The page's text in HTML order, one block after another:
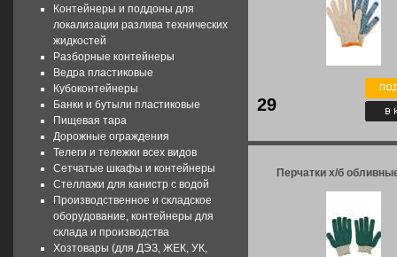
Контейнеры и поддоны для
локализации разлива технических
жидкостей
Разборные контейнеры
Ведра пластиковые
Кубоконтейнеры
Банки и бутыли пластиковые
Пищевая тара
Дорожные ограждения
Телеги и тележки всех видов
Сетчатые шкафы и контейнеры
Стеллажи для канистр с водой
Производственное и складское
оборудование, контейнеры для
склада и производства
Хозтовары (для ДЭЗ, ЖЕК, УК,
29
Перчатки х/б